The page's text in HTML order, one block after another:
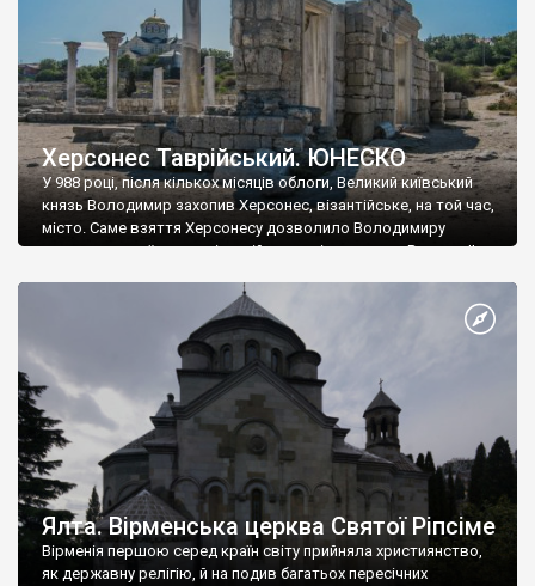
Херсонес Таврійський. ЮНЕСКО
У 988 році, після кількох місяців облоги, Великий київський
князь Володимир захопив Херсонес, візантійське, на той час,
місто. Саме взяття Херсонесу дозволило Володимиру
диктувати свої умови візантійському імператору Василю ІІ, та
Херсонесі Володимир-язичник, став Василем-християнином.
А потім було Хрещення Русі. На честь Херсонесу Таврійського
Ялта. Вірменська церква Святої Ріпсіме
Вірменія першою серед країн світу прийняла християнство,
як державну релігію, й на подив багатьох пересічних